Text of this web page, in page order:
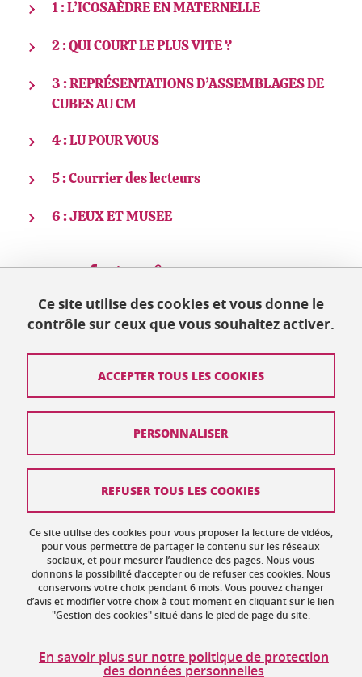
1 : L’ICOSAÈDRE EN MATERNELLE
2 : QUI COURT LE PLUS VITE ?
3 : REPRÉSENTATIONS D’ASSEMBLAGES DE
CUBES AU CM
4 : LU POUR VOUS
5 : Courrier des lecteurs
6 : JEUX ET MUSEE
Partager Partager sur Facebook
Partager sur LinkedIn
Mis à jour le 27 août 2019
Contact
Mentions légales
Données personnelles : politique de confidentialité
Gestion des cookies
Accessibilité : non conforme
Ce site utilise des cookies et vous donne le
contrôle sur ceux que vous souhaitez activer.
Ce site utilise des cookies pour vous proposer la lecture de vidéos,
pour vous permettre de partager le contenu sur les réseaux
sociaux, et pour mesurer l’audience des pages. Nous vous
donnons la possibilité d’accepter ou de refuser ces cookies. Nous
conservons votre choix pendant 6 mois. Vous pouvez changer
d’avis et modifier votre choix à tout moment en cliquant sur le lien
"Gestion des cookies" situé dans le pied de page du site.
En savoir plus sur notre politique de protection
des données personnelles
ACCEPTER TOUS LES COOKIES
REFUSER TOUS LES COOKIES
PERSONNALISER